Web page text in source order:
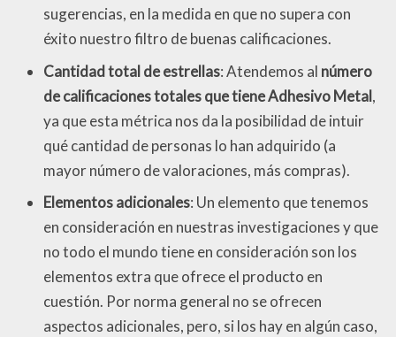
sugerencias, en la medida en que no supera con
éxito nuestro filtro de buenas calificaciones.
Cantidad total de estrellas: Atendemos al número
de calificaciones totales que tiene Adhesivo Metal,
ya que esta métrica nos da la posibilidad de intuir
qué cantidad de personas lo han adquirido (a
mayor número de valoraciones, más compras).
Elementos adicionales: Un elemento que tenemos
en consideración en nuestras investigaciones y que
no todo el mundo tiene en consideración son los
elementos extra que ofrece el producto en
cuestión. Por norma general no se ofrecen
aspectos adicionales, pero, si los hay en algún caso,